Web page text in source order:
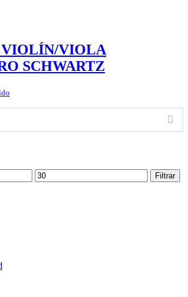
VIOLÍN/VIOLA
SCHWARTZ
Precio
máximo
Filtrar